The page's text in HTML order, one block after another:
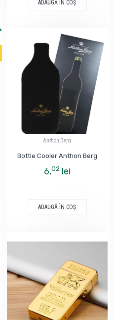
ADAUGĂ ÎN COŞ
Anthon Berg
Bottle Cooler Anthon Berg
6,02lei
ADAUGĂ ÎN COŞ